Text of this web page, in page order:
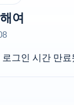
여
그인 시간 만